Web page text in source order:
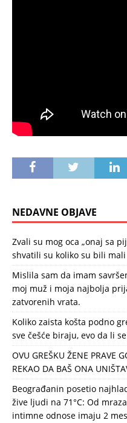
NEDAVNE OBJAVE
Zvali su mog oca „onaj sa
shvatili su koliko su bili mali
Mislila sam da imam
moj muž i moja najbolja
zatvorenih vrata.
Koliko zaista košta podno
sve češće biraju, evo da li
OVU GREŠKU ŽENE PRAVE
REKAO DA BAŠ ONA
Beograđanin posetio
žive ljudi na 71°C: Od
intimne odnose imaju 2